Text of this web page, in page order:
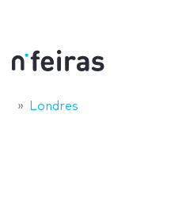
Londres